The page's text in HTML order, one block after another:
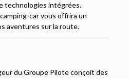
technologies intégrées.
car vous offrira un
aventures sur la route.
du Groupe Pilote conçoit des